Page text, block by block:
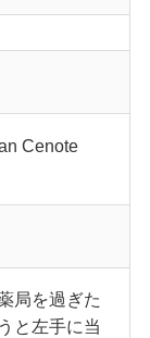
Cenote
局を過ぎた
と左手に当